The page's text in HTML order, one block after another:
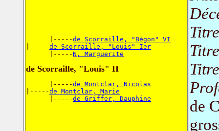
      |-----
de Scorraille, "Bégon" VI
|-----de Scorraille, "Louis" Ier
      |-----
N, Marguerite
de Scorraille, "Louis" II
      |-----
de Montclar, Nicolas
|-----de Montclar, Marie
      |-----
de Griffer, Dauphine
de